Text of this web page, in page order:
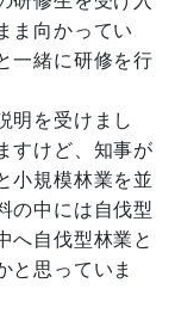
ま向かってい
一緒に研修を行
を受けまし
すけど、知事が
小規模林業を並
の中には自伐型
へ自伐型林業と
と思っていま